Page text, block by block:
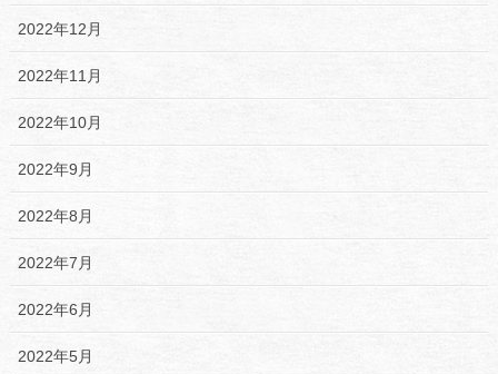
2022年12月
2022年11月
2022年10月
2022年9月
2022年8月
2022年7月
2022年6月
2022年5月